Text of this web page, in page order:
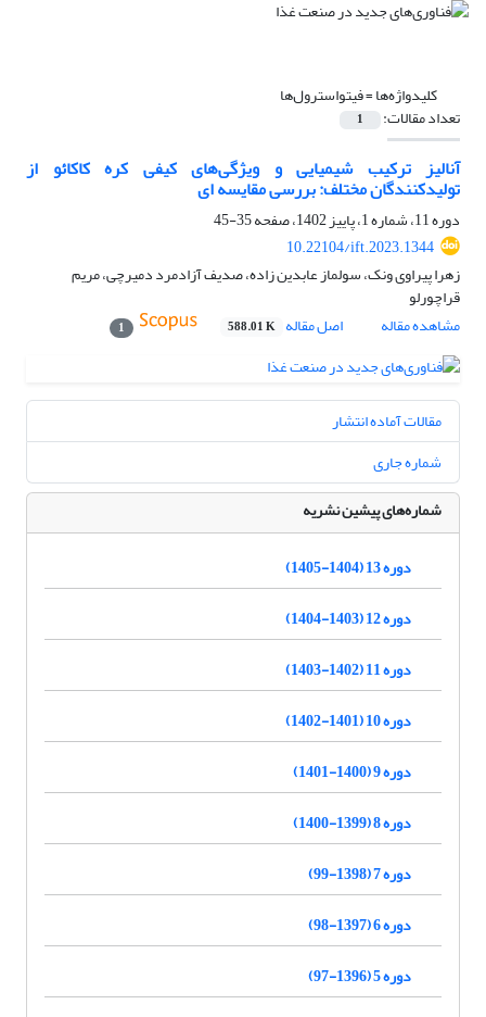
کلیدواژه‌ها =فیتواسترول‌ها
تعداد مقالات: 1
آنالیز ترکیب شیمیایی و ویژگی‌های کیفی کره کاکائو از
تولیدکنندگان مختلف: بررسی مقایسه ای
دوره 11، شماره 1، پاییز 1402، صفحه
35-45
10.22104/ift.2023.1344
زهرا پیراوی ونک، سولماز عابدین زاده، صدیف آزادمرد دمیرچی، مریم
قراچورلو
مشاهده مقاله
اصل مقاله 588.01 K
1
مقالات آماده انتشار
شماره جاری
شماره‌های پیشین نشریه
دوره 13 (1404-1405)
دوره 12 (1403-1404)
دوره 11 (1402-1403)
دوره 10 (1401-1402)
دوره 9 (1400-1401)
دوره 8 (1399-1400)
دوره 7 (1398-99)
دوره 6 (1397-98)
دوره 5 (1396-97)